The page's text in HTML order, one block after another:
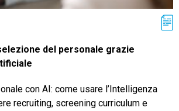
del personale grazie
con AI: come usare l’Intelligenza
recruiting, screening curriculum e